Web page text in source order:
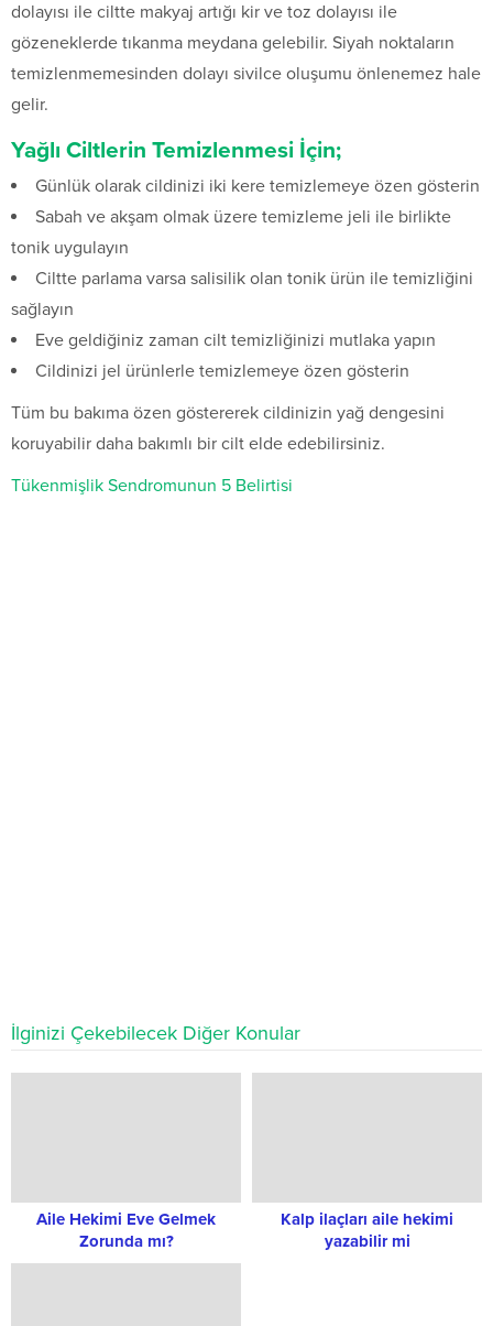
dolayısı ile ciltte makyaj artığı kir ve toz dolayısı ile
gözeneklerde tıkanma meydana gelebilir. Siyah noktaların
temizlenmemesinden dolayı sivilce oluşumu önlenemez hale
gelir.
Yağlı Ciltlerin Temizlenmesi İçin;
Günlük olarak cildinizi iki kere temizlemeye özen gösterin
Sabah ve akşam olmak üzere temizleme jeli ile birlikte
tonik uygulayın
Ciltte parlama varsa salisilik olan tonik ürün ile temizliğini
sağlayın
Eve geldiğiniz zaman cilt temizliğinizi mutlaka yapın
Cildinizi jel ürünlerle temizlemeye özen gösterin
Tüm bu bakıma özen göstererek cildinizin yağ dengesini
koruyabilir daha bakımlı bir cilt elde edebilirsiniz.
Tükenmişlik Sendromunun 5 Belirtisi
İlginizi Çekebilecek Diğer Konular
Aile Hekimi Eve Gelmek
Zorunda mı?
Kalp ilaçları aile hekimi
yazabilir mi